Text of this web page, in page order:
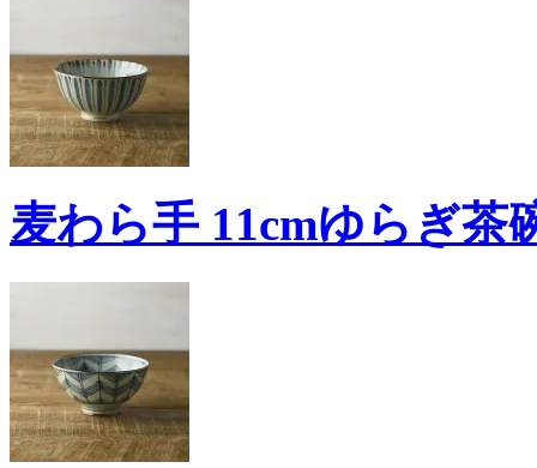
麦わら手 11cmゆらぎ茶